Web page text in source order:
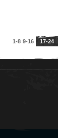
1-8 9-16 17-24